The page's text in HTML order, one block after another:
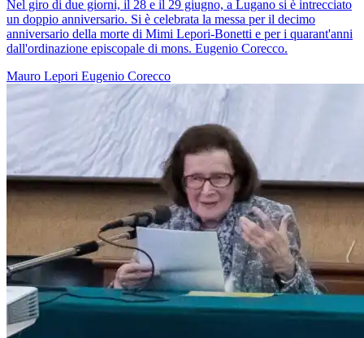
Nel giro di due giorni, il 28 e il 29 giugno, a Lugano si è intrecciato
un doppio anniversario. Si è celebrata la messa per il decimo
anniversario della morte di Mimi Lepori-Bonetti e per i quarant'anni
dall'ordinazione episcopale di mons. Eugenio Corecco.
Mauro Lepori Eugenio Corecco